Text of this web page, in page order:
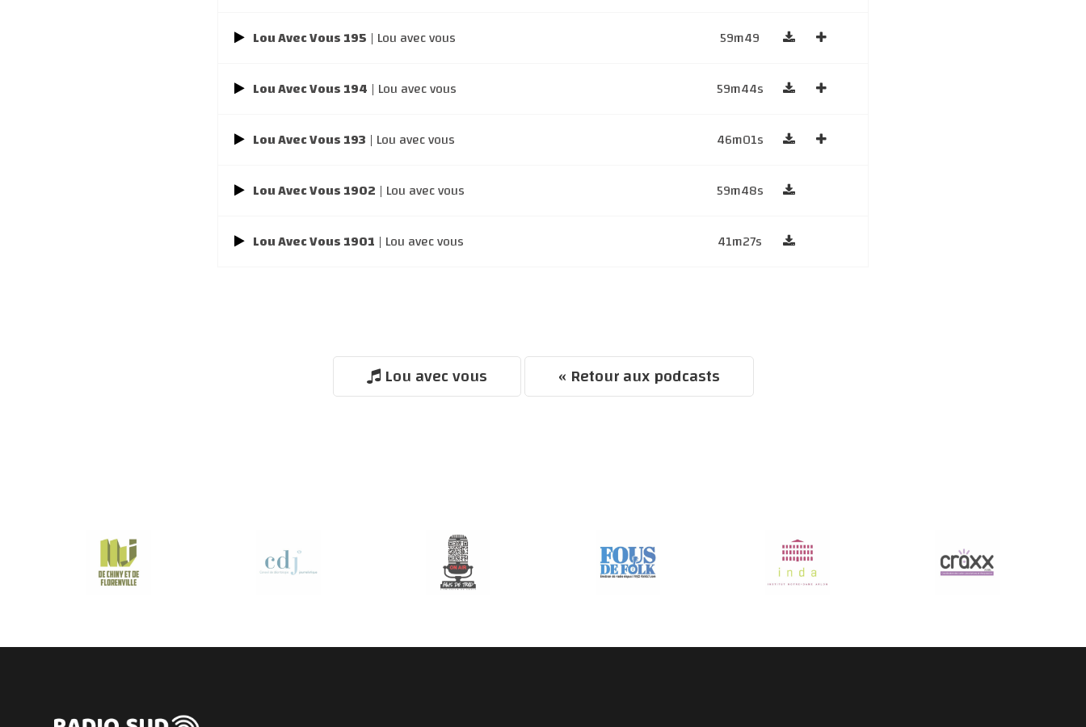
Lou Avec Vous 195 | Lou avec vous 59m49
Lou Avec Vous 194 | Lou avec vous 59m44s
Lou Avec Vous 193 | Lou avec vous 46m01s
Lou Avec Vous 1902 | Lou avec vous 59m48s
Lou Avec Vous 1901 | Lou avec vous 41m27s
Lou avec vous « Retour aux podcasts